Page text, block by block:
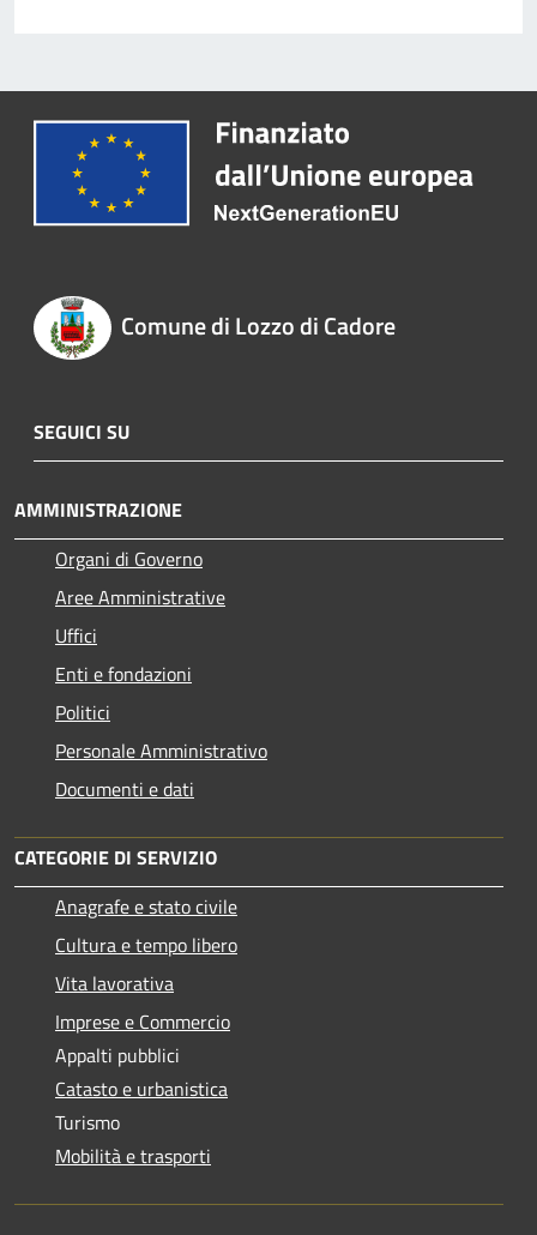
Comune di Lozzo di Cadore
SEGUICI SU
AMMINISTRAZIONE
Organi di Governo
Aree Amministrative
Uffici
Enti e fondazioni
Politici
Personale Amministrativo
Documenti e dati
CATEGORIE DI SERVIZIO
Anagrafe e stato civile
Cultura e tempo libero
Vita lavorativa
Imprese e Commercio
Appalti pubblici
Catasto e urbanistica
Turismo
Mobilità e trasporti